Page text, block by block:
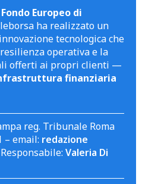
Fondo Europeo di
ha realizzato un
tecnologica che
operativa e la
offerti ai propri clienti —
finanziaria
reg. Tribunale Roma
– email: redazione
Valeria Di